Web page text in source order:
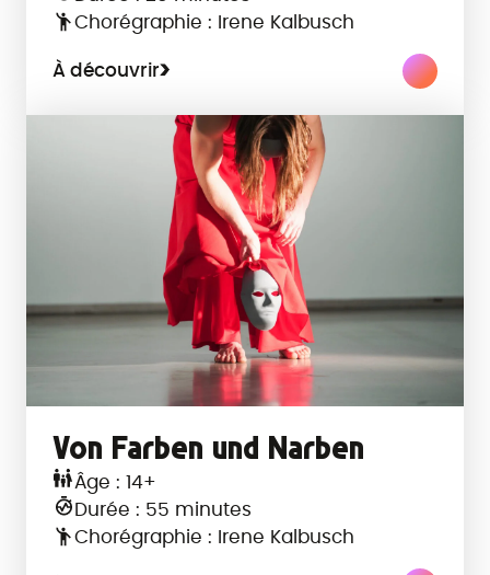
Chorégraphie : Irene Kalbusch
À découvrir
Von Farben und Narben
Âge : 14+
Durée : 55 minutes
Chorégraphie : Irene Kalbusch